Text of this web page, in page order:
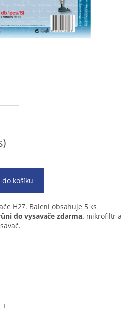
do košíku
H27. Balení obsahuje 5 ks
do vysavače zdarma, mikrofiltr a